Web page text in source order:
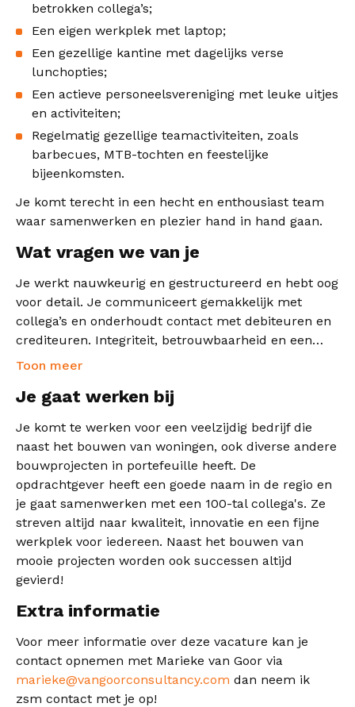
betrokken collega’s;
Een eigen werkplek met laptop;
Een gezellige kantine met dagelijks verse
lunchopties;
Een actieve personeelsvereniging met leuke uitjes
en activiteiten;
Regelmatig gezellige teamactiviteiten, zoals
barbecues, MTB-tochten en feestelijke
bijeenkomsten.
Je komt terecht in een hecht en enthousiast team
waar samenwerken en plezier hand in hand gaan.
Wat vragen we van je
Je werkt nauwkeurig en gestructureerd en hebt oog
voor detail. Je communiceert gemakkelijk met
collega’s en onderhoudt contact met debiteuren en
crediteuren. Integriteit, betrouwbaarheid en een
proactieve houding kenmerken jou. Dankzij jouw
op ons team. Daarnaast is het fijn als je:
Toon meer
Je gaat werken bij
Je komt te werken voor een veelzijdig bedrijf die
naast het bouwen van woningen, ook diverse andere
bouwprojecten in portefeuille heeft. De
opdrachtgever heeft een goede naam in de regio en
je gaat samenwerken met een 100-tal collega's. Ze
streven altijd naar kwaliteit, innovatie en een fijne
werkplek voor iedereen. Naast het bouwen van
mooie projecten worden ook successen altijd
gevierd!
Extra informatie
Voor meer informatie over deze vacature kan je
contact opnemen met Marieke van Goor via
marieke@vangoorconsultancy.com dan neem ik
zsm contact met je op!